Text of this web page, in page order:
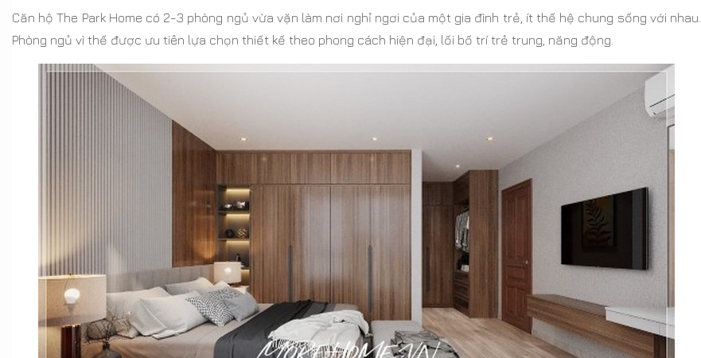
Căn hộ The Park Home có 2-3 phòng ngủ vừa vặn làm nơi nghỉ ngơi của một gia đình trẻ, ít thế hệ chung sống với nhau.
Phòng ngủ vì thế được ưu tiên lựa chọn thiết kế theo phong cách hiện đại, lối bố trí trẻ trung, năng động.